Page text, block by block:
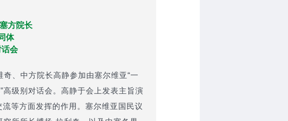
方院长
体
会
、中方院长高静参加由塞尔维亚“一
高级别对话会。高静于会上发表主旨演
等方面发挥的作用。塞尔维亚国民议